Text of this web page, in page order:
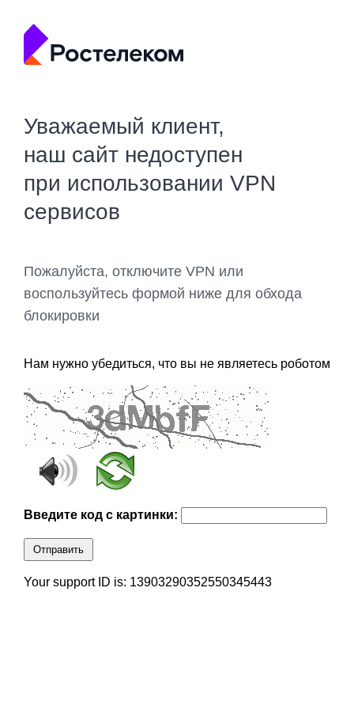
Уважаемый клиент,
наш сайт недоступен
при использовании VPN
сервисов
Пожалуйста, отключите VPN или
воспользуйтесь формой ниже для обхода
блокировки
Нам нужно убедиться, что вы не являетесь роботом
Введите код с картинки:
Отправить
Your support ID is: 13903290352550345443